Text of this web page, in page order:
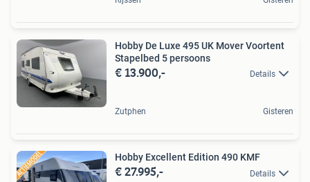
Hobby De Luxe 495 UK Mover Voortent
Stapelbed 5 persoons
€ 13.900,- Details
Zutphen Gisteren
Hobby Excellent Edition 490 KMF
€ 27.995,- Details